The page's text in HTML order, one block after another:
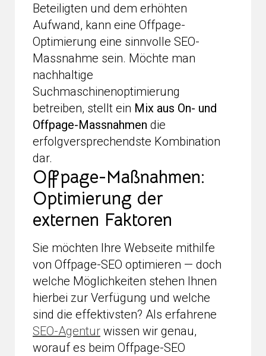
Beteiligten und dem erhöhten
Aufwand, kann eine Offpage-
Optimierung eine sinnvolle SEO-
Massnahme sein. Möchte man
nachhaltige
Suchmaschinenoptimierung
betreiben, stellt ein Mix aus On- und
Offpage-Massnahmen die
erfolgversprechendste Kombination
dar.
Offpage-Maßnahmen:
Optimierung der
externen Faktoren
Sie möchten Ihre Webseite mithilfe
von Offpage-SEO optimieren — doch
welche Möglichkeiten stehen Ihnen
hierbei zur Verfügung und welche
sind die effektivsten? Als erfahrene
SEO-Agentur wissen wir genau,
worauf es beim Offpage-SEO